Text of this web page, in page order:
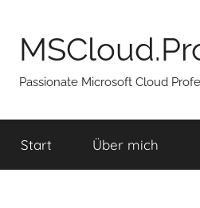
springen
Passionate Microsoft Cloud
Start Über mich